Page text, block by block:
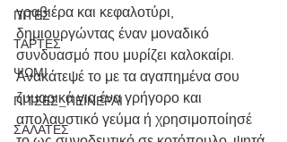
ΠΙΤΕΣ
ΤΑΡΤΕΣ
ΨΩΜΙ
ΠΙΤΣΕΣ_ΠΕΪΝΕΡΛΙ
ΣΑΛΑΤΕΣ
γραβιέρα και κεφαλοτύρι,
δημιουργώντας έναν μοναδικό
συνδυασμό που μυρίζει καλοκαίρι.
Ανακάτεψέ το με τα αγαπημένα σου
ζυμαρικά για ένα γρήγορο και
απολαυστικό γεύμα ή χρησιμοποίησέ